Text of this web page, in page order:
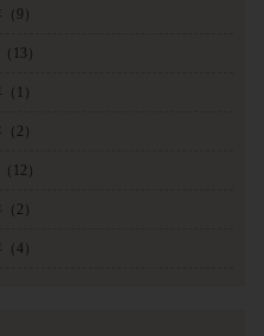
（9）
（13）
（1）
（2）
（12）
（2）
（4）